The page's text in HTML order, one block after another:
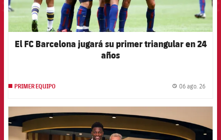
El FC Barcelona jugará su primer triangular en 24
años
PRIMER EQUIPO 06 ago. 26